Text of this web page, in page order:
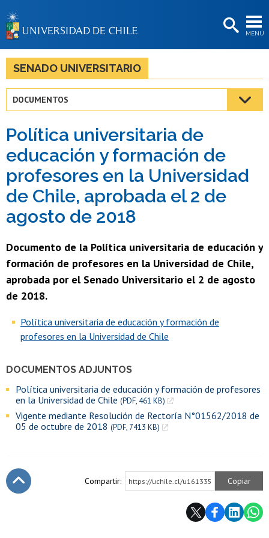
MENÚ
BIBLIOTECAS
LA UNIVERSIDAD
Estudiantes
Académicas/os
Funcionarias/os
Egresadas/os
SENADO UNIVERSITARIO
DOCUMENTOS
Política universitaria de
educación y formación de
profesores en la Universidad
de Chile, aprobada el 2 de
agosto de 2018
Documento de la Política universitaria de educación y
formación de profesores en la Universidad de Chile,
aprobada por el Senado Universitario el 2 de agosto
de 2018.
DOCUMENTOS ADJUNTOS
Política universitaria de educación y formación de profesores
en la Universidad de Chile (PDF, 461 KB)
Vigente mediante Resolución de Rectoría N°01562/2018 de
05 de octubre de 2018 (PDF, 7413 KB)
Política universitaria de educación y formación de
profesores en la Universidad de Chile
Compartir: https://uchile.cl/u161335 Copiar